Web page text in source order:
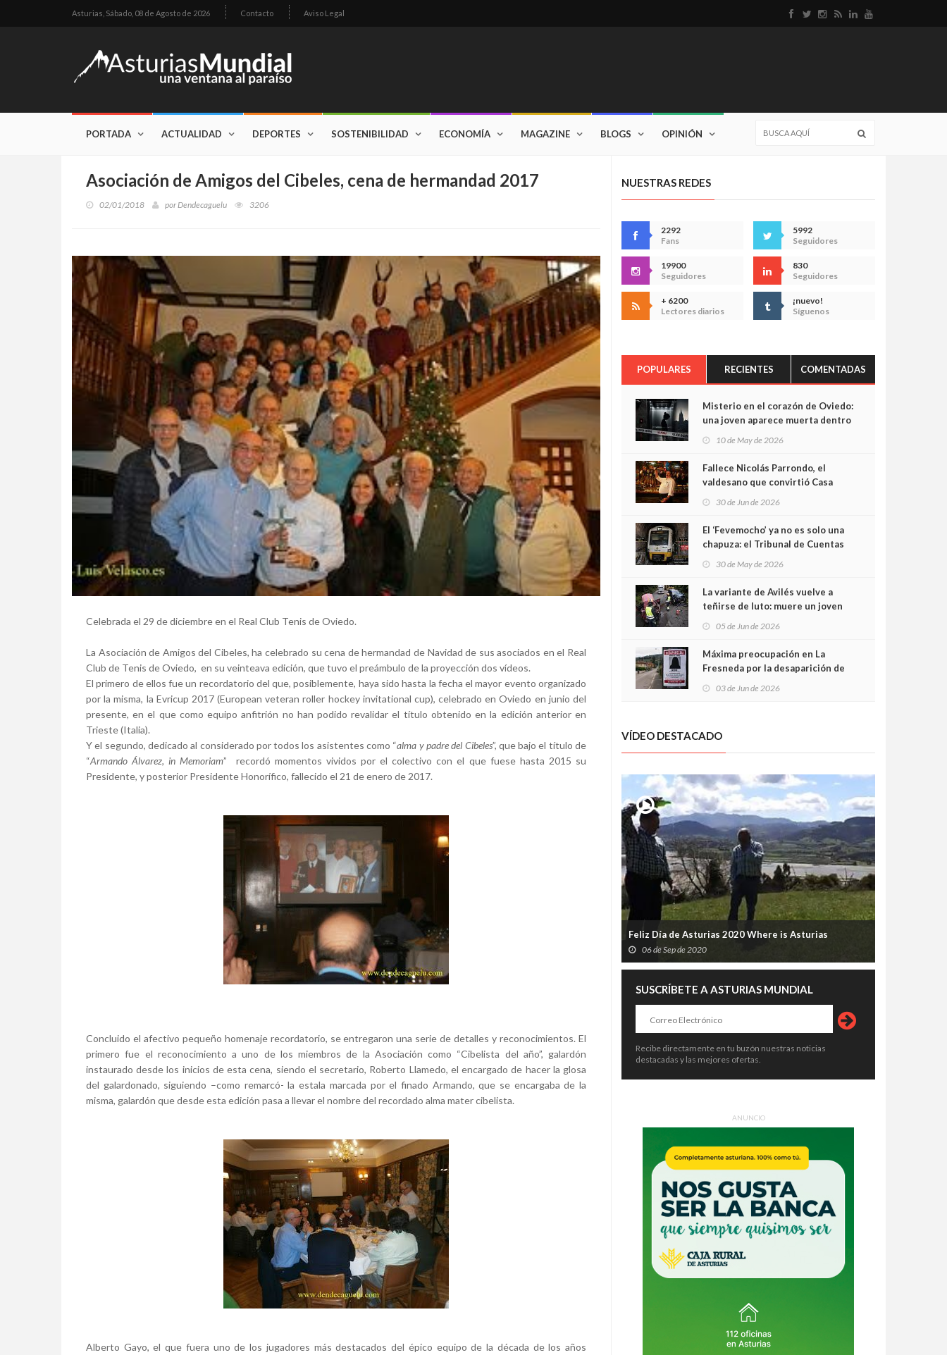
Asturias, Sábado, 08 de Agosto de 2026 Contacto Aviso Legal
PORTADA ACTUALIDAD DEPORTES SOSTENIBILIDAD ECONOMÍA MAGAZINE BLOGS OPINIÓN
Asociación de Amigos del Cibeles, cena de hermandad 2017
02/01/2018 porDendecaguelu 3206
Celebrada el 29 de diciembre en el Real Club Tenis de Oviedo.
La Asociación de Amigos del Cibeles, ha celebrado su cena de hermandad de Navidad de sus asociados en el Real
Club de Tenis de Oviedo, en su veinteava edición, que tuvo el preámbulo de la proyección dos vídeos.
El primero de ellos fue un recordatorio del que, posiblemente, haya sido hasta la fecha el mayor evento organizado
por la misma, la Evricup 2017 (European veteran roller hockey invitational cup), celebrado en Oviedo en junio del
presente, en el que como equipo anfitrión no han podido revalidar el título obtenido en la edición anterior en
Trieste (Italia).
Y el segundo, dedicado al considerado por todos los asistentes como “alma y padre del Cibeles”, que bajo el título de
“Armando Álvarez, in Memoriam” recordó momentos vividos por el colectivo con el que fuese hasta 2015 su
Presidente, y posterior Presidente Honorífico, fallecido el 21 de enero de 2017.
Concluido el afectivo pequeño homenaje recordatorio, se entregaron una serie de detalles y reconocimientos. El
primero fue el reconocimiento a uno de los miembros de la Asociación como “Cibelista del año”, galardón
instaurado desde los inicios de esta cena, siendo el secretario, Roberto Llamedo, el encargado de hacer la glosa
del galardonado, siguiendo –como remarcó- la estala marcada por el finado Armando, que se encargaba de la
misma, galardón que desde esta edición pasa a llevar el nombre del recordado alma mater cibelista.
Alberto Gayo, el que fuera uno de los jugadores más destacados del épico equipo de la década de los años
NUESTRAS REDES
2292
Fans
5992
Seguidores
19900
Seguidores
830
Seguidores
+ 6200
Lectores diarios
¡nuevo!
Síguenos
POPULARES RECIENTES COMENTADAS
Misterio en el corazón de Oviedo:
una joven aparece muerta dentro
cámaras captan sus últimos
minutos
10 de May de 2026
Fallece Nicolás Parrondo, el
valdesano que convirtió Casa
30 de Jun de 2026
El ‘Fevemocho’ ya no es solo una
chapuza: el Tribunal de Cuentas
sobrecoste de los trenes que no
cabían por los túneles
30 de May de 2026
La variante de Avilés vuelve a
teñirse de luto: muere un joven
05 de Jun de 2026
Máxima preocupación en La
Fresneda por la desaparición de
03 de Jun de 2026
VÍDEO DESTACADO
Feliz Día de Asturias 2020 Where is Asturias
06 de Sep de 2020
SUSCRÍBETE A ASTURIAS MUNDIAL
Recibe directamente en tu buzón nuestras noticias
destacadas y las mejores ofertas.
ANUNCIO